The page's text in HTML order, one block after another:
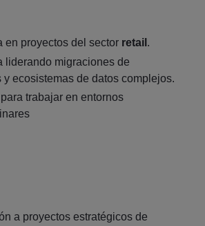
en proyectos del sector retail .
liderando migraciones de
y ecosistemas de datos complejos.
trabajar en entornos
a proyectos estratégicos de